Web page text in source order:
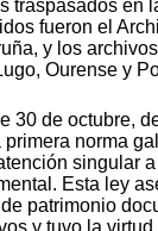
traspasados en
fueron el
y los
Ourense y
30 de octubre,
norma
singular
Esta ley
patrimonio